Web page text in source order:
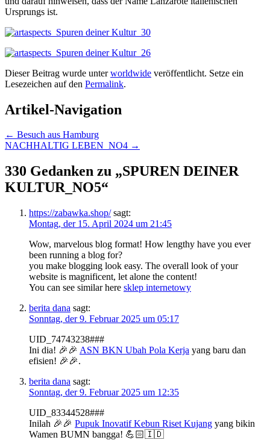
Ursprungs ist.
Dieser Beitrag wurde unterworldwide veröffentlicht. Setze ein
Lesezeichen auf den Permalink.
Artikel-Navigation
← Besuch aus Hamburg
NACHHALTIG LEBEN_NO4 →
330 Gedanken zu „SPUREN DEINER
KULTUR_NO5“
https://zabawka.shop/ sagt:
Montag, der 15. April 2024 um 21:45
Wow, marvelous blog format! How lengthy have you ever
been running a blog for?
you make blogging look easy. The overall look of your
website is magnificent, let alone the content!
You can see similar here sklep internetowy
berita dana sagt:
Sonntag, der 9. Februar 2025 um 05:17
UID_74743238###
Ini dia! 🎉🎉 ASN BKN Ubah Pola Kerja yang baru dan
efisien! 🎉🎉.
berita dana sagt:
Sonntag, der 9. Februar 2025 um 12:35
UID_83344528###
Inilah 🎉🎉 Pupuk Inovatif Kebun Riset Kujang yang bikin
Wamen BUMN bangga! 💪🏻🇮🇩